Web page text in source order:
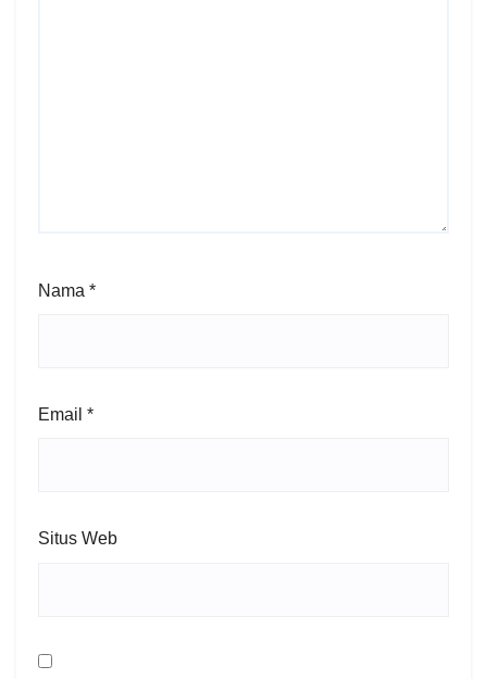
Nama *
Email *
Situs Web